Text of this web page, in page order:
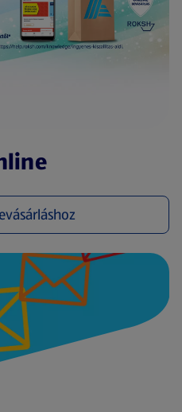
(új oldalon nyílik meg)